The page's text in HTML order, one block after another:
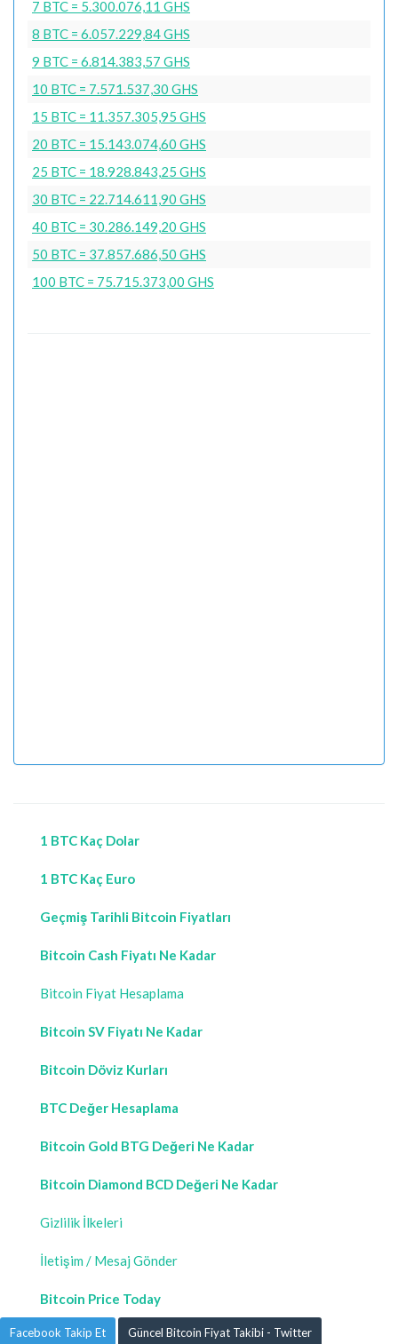
7 BTC = 5.300.076,11 GHS
8 BTC = 6.057.229,84 GHS
9 BTC = 6.814.383,57 GHS
10 BTC = 7.571.537,30 GHS
15 BTC = 11.357.305,95 GHS
20 BTC = 15.143.074,60 GHS
25 BTC = 18.928.843,25 GHS
30 BTC = 22.714.611,90 GHS
40 BTC = 30.286.149,20 GHS
50 BTC = 37.857.686,50 GHS
100 BTC = 75.715.373,00 GHS
1 BTC Kaç Dolar
1 BTC Kaç Euro
Geçmiş Tarihli Bitcoin Fiyatları
Bitcoin Cash Fiyatı Ne Kadar
Bitcoin Fiyat Hesaplama
Bitcoin SV Fiyatı Ne Kadar
Bitcoin Döviz Kurları
BTC Değer Hesaplama
Bitcoin Gold BTG Değeri Ne Kadar
Bitcoin Diamond BCD Değeri Ne Kadar
Gizlilik İlkeleri
İletişim / Mesaj Gönder
Bitcoin Price Today
Facebook Takip Et Güncel Bitcoin Fiyat Takibi - Twitter